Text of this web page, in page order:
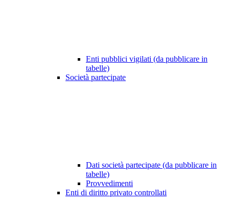
Enti pubblici vigilati (da pubblicare in
tabelle)
Società partecipate
Dati società partecipate (da pubblicare in
tabelle)
Provvedimenti
Enti di diritto privato controllati